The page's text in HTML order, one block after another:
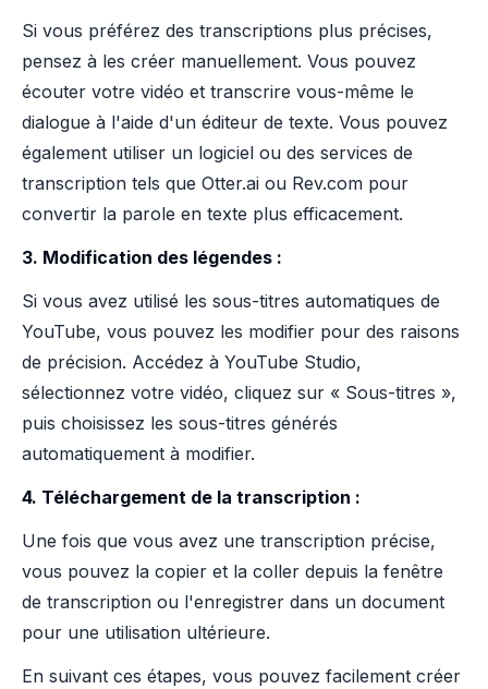
Si vous préférez des transcriptions plus précises,
pensez à les créer manuellement. Vous pouvez
écouter votre vidéo et transcrire vous-même le
dialogue à l'aide d'un éditeur de texte. Vous pouvez
également utiliser un logiciel ou des services de
transcription tels que Otter.ai ou Rev.com pour
convertir la parole en texte plus efficacement.
3. Modification des légendes :
Si vous avez utilisé les sous-titres automatiques de
YouTube, vous pouvez les modifier pour des raisons
de précision. Accédez à YouTube Studio,
sélectionnez votre vidéo, cliquez sur « Sous-titres »,
puis choisissez les sous-titres générés
automatiquement à modifier.
4. Téléchargement de la transcription :
Une fois que vous avez une transcription précise,
vous pouvez la copier et la coller depuis la fenêtre
de transcription ou l'enregistrer dans un document
pour une utilisation ultérieure.
En suivant ces étapes, vous pouvez facilement créer